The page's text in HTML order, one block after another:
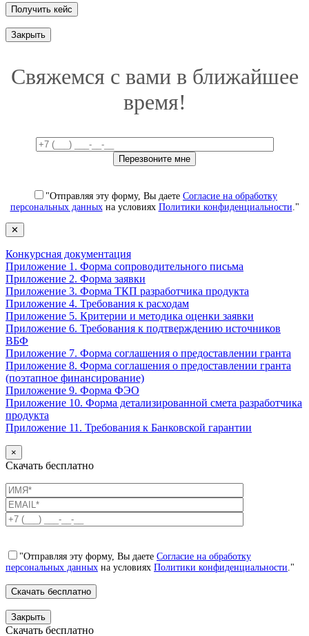
Закрыть
Свяжемся с вами в ближайшее
время!
"Отправляя эту форму, Вы даете Согласие на обработку
персональных данныхна условиях Политики конфиденциальности ."
✕
Конкурсная документация
Приложение 1. Форма сопроводительного письма
Приложение 2. Форма заявки
Приложение 3. Форма ТКП разработчика продукта
Приложение 4. Требования к расходам
Приложение 5. Критерии и методика оценки заявки
Приложение 6. Требования к подтверждению источников
ВБФ
Приложение 7. Форма соглашения о предоставлении гранта
Приложение 8. Форма соглашения о предоставлении гранта
(поэтапное финансирование)
Приложение 9. Форма ФЭО
Приложение 10. Форма детализированной смета разработчика
продукта
Приложение 11. Требования к Банковской гарантии
×
Скачать бесплатно
"Отправляя эту форму, Вы даете Согласие на обработку
персональных данных на условиях Политики конфиденциальности ."
Закрыть
Скачать бесплатно